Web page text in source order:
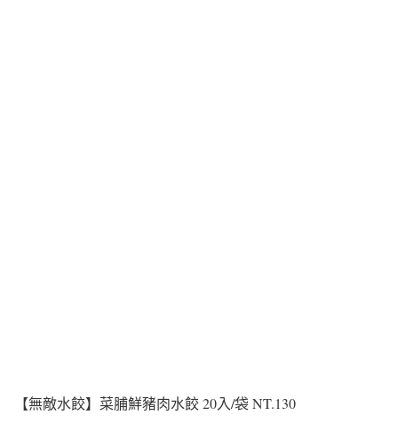
【無敵水餃】菜脯鮮豬肉水餃 20入/袋 NT.130